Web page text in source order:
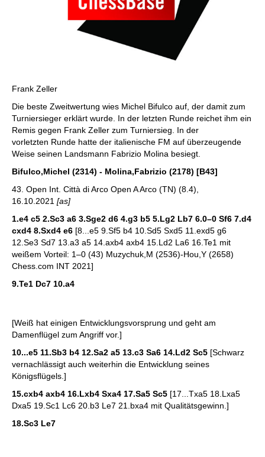
Frank Zeller
Die beste Zweitwertung wies Michel Bifulco auf, der damit zum
Turniersieger erklärt wurde. In der letzten Runde reichet ihm ein
Remis gegen Frank Zeller zum Turniersieg. In der
vorletzten Runde hatte der italienische FM auf überzeugende
Weise seinen Landsmann Fabrizio Molina besiegt.
Bifulco,Michel (2314) - Molina,Fabrizio (2178) [B43]
43. Open Int. Città di Arco Open A Arco (TN) (8.4),
16.10.2021 [as]
1.e4 c5 2.Sc3 a6 3.Sge2 d6 4.g3 b5 5.Lg2 Lb7 6.0–0 Sf6 7.d4
cxd4 8.Sxd4 e6 [8...e5 9.Sf5 b4 10.Sd5 Sxd5 11.exd5 g6
12.Se3 Sd7 13.a3 a5 14.axb4 axb4 15.Ld2 La6 16.Te1 mit
weißem Vorteil: 1–0 (43) Muzychuk,M (2536)-Hou,Y (2658)
Chess.com INT 2021]
9.Te1 Dc7 10.a4
[Weiß hat einigen Entwicklungsvorsprung und geht am
Damenflügel zum Angriff vor.]
10...e5 11.Sb3 b4 12.Sa2 a5 13.c3 Sa6 14.Ld2 Sc5 [Schwarz
vernachlässigt auch weiterhin die Entwicklung seines
Königsflügels.]
15.cxb4 axb4 16.Lxb4 Sxa4 17.Sa5 Sc5 [17...Txa5 18.Lxa5
Dxa5 19.Sc1 Lc6 20.b3 Le7 21.bxa4 mit Qualitätsgewinn.]
18.Sc3 Le7